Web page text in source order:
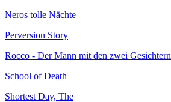
Neros tolle Nächte
Perversion Story
Rocco - Der Mann mit den zwei Gesichtern
School of Death
Shortest Day, The